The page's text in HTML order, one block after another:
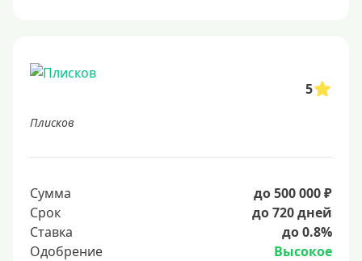
5
Плисков
Сумма
до 500 000 ₽
Срок
до 720 дней
Ставка
до 0.8%
Одобрение
Высокое